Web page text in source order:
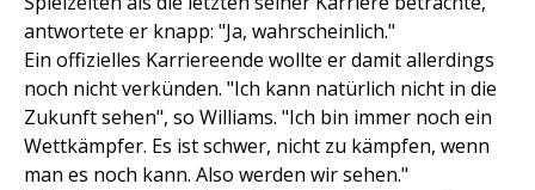
antwortete er knapp: "Ja, wahrscheinlich."
Ein offizielles Karriereende wollte er damit allerdings
noch nicht verkünden. "Ich kann natürlich nicht in die
Zukunft sehen", so Williams. "Ich bin immer noch ein
Wettkämpfer. Es ist schwer, nicht zu kämpfen, wenn
man es noch kann. Also werden wir sehen."